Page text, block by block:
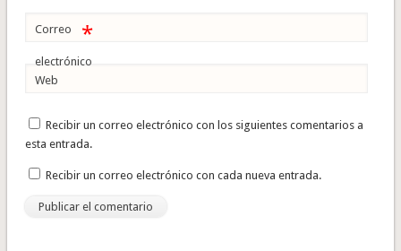
Correo
electrónico
*
Web
Recibir un correo electrónico con los siguientes comentarios a
esta entrada.
Recibir un correo electrónico con cada nueva entrada.